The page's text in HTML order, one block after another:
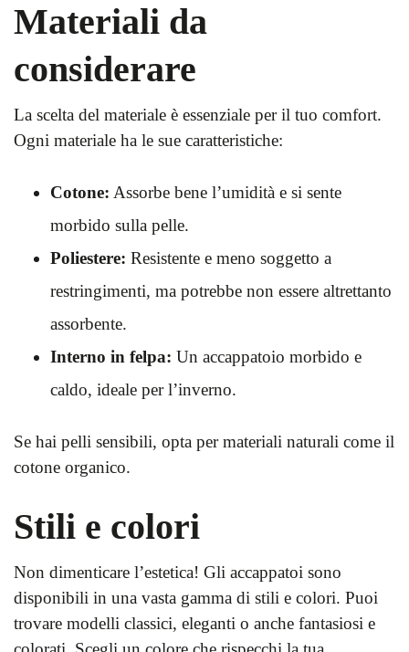
Materiali da
considerare
La scelta del materiale è essenziale per il tuo comfort.
Ogni materiale ha le sue caratteristiche:
Cotone: Assorbe bene l’umidità e si sente
morbido sulla pelle.
Poliestere: Resistente e meno soggetto a
restringimenti, ma potrebbe non essere altrettanto
assorbente.
Interno in felpa: Un accappatoio morbido e
caldo, ideale per l’inverno.
Se hai pelli sensibili, opta per materiali naturali come il
cotone organico.
Stili e colori
Non dimenticare l’estetica! Gli accappatoi sono
disponibili in una vasta gamma di stili e colori. Puoi
trovare modelli classici, eleganti o anche fantasiosi e